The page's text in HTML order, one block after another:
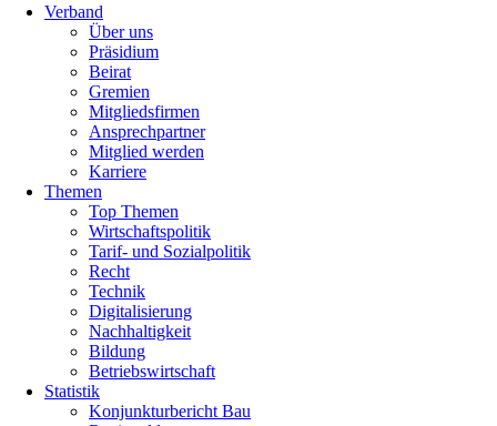
Verband
Über uns
Präsidium
Beirat
Gremien
Mitgliedsfirmen
Ansprechpartner
Mitglied werden
Karriere
Themen
Top Themen
Wirtschaftspolitik
Tarif- und Sozialpolitik
Recht
Technik
Digitalisierung
Nachhaltigkeit
Bildung
Betriebswirtschaft
Statistik
Konjunkturbericht Bau